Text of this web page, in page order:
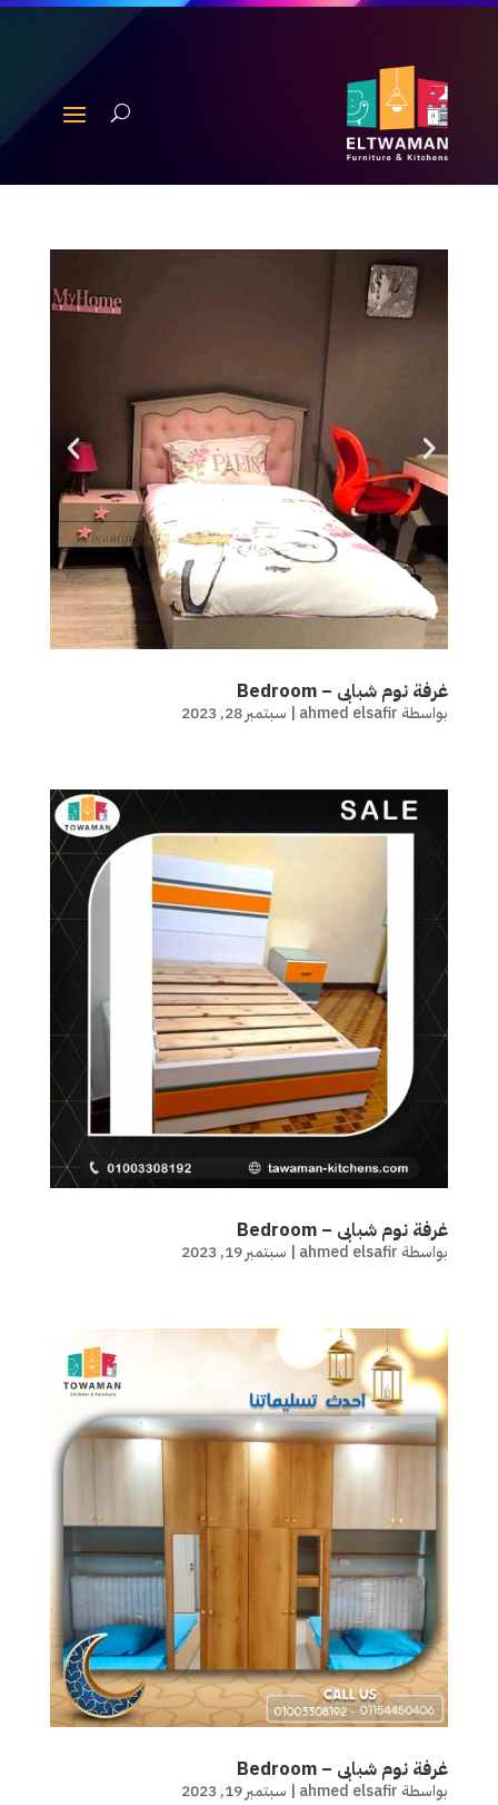
غرفة نوم شبابى – Bedroom
بواسطة ahmed elsafir
| سبتمبر 28, 2023
غرفة نوم شبابى – Bedroom
بواسطة ahmed elsafir
| سبتمبر 19, 2023
غرفة نوم شبابى – Bedroom
بواسطة ahmed elsafir
| سبتمبر 19, 2023